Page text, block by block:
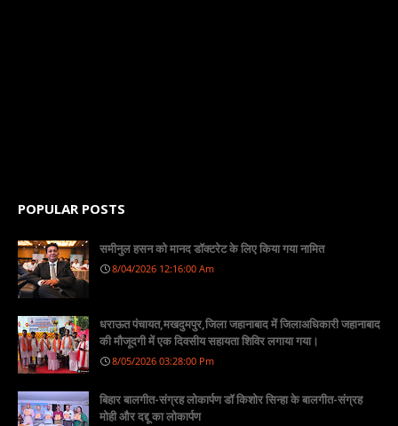
POPULAR POSTS
समीनुल हसन को मानद डॉक्टरेट के लिए किया गया नामित
8/04/2026 12:16:00 Am
धराऊत पंचायत,मखदुमपुर,जिला जहानाबाद में जिलाअधिकारी जहानाबाद
की मौजूदगी में एक दिवसीय सहायता शिविर लगाया गया।
8/05/2026 03:28:00 Pm
बिहार बालगीत-संग्रह लोकार्पण डॉ किशोर सिन्हा के बालगीत-संग्रह
मोही और दद्दू का लोकार्पण